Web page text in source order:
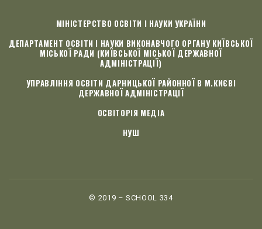
МІНІСТЕРСТВО ОСВІТИ І НАУКИ УКРАЇНИ
ДЕПАРТАМЕНТ ОСВІТИ І НАУКИ ВИКОНАВЧОГО ОРГАНУ КИЇВСЬКОЇ
МІСЬКОЇ РАДИ (КИЇВСЬКОЇ МІСЬКОЇ ДЕРЖАВНОЇ
АДМІНІСТРАЦІЇ)
УПРАВЛІННЯ ОСВІТИ ДАРНИЦЬКОЇ РАЙОННОЇ В М.КИЄВІ
ДЕРЖАВНОЇ АДМІНІСТРАЦІЇ
ОСВІТОРІЯ МЕДІА
НУШ
© 2019 – SCHOOL 334